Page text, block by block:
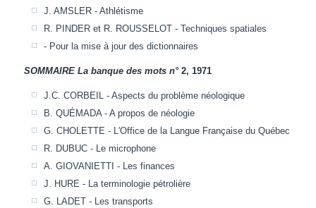
J. AMSLER - Athlétisme
R. PINDER et R. ROUSSELOT - Techniques spatiales
- Pour la mise à jour des dictionnaires
SOMMAIRELa banque des mots n°2, 1971
J.C. CORBEIL - Aspects du problème néologique
B. QUÉMADA - A propos de néologie
G. CHOLETTE - L'Office de la Langue Française du Québec
R. DUBUC - Le microphone
A. GIOVANIETTI - Les finances
J. HURE - La terminologie pétrolière
G. LADET - Les transports